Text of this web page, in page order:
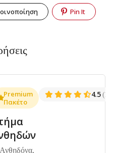
Pin It
Premium
Πακέτο
Ανθηδόνα,
4.5